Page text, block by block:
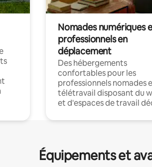
Nomades numériques
professionnels en
déplacement
Des hébergements
confortables pour les
professionnels nomades
télétravail disposant du
et d'espaces de travail
Équipements et